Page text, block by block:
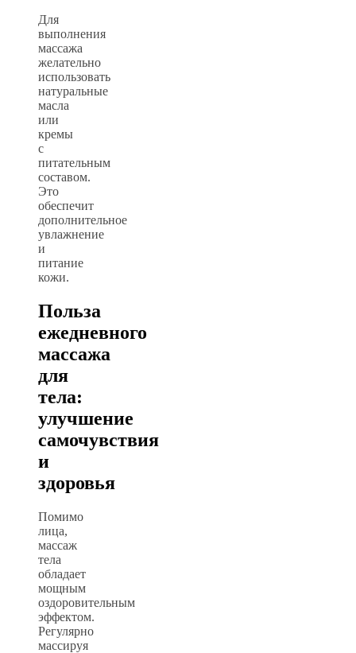
Для
выполнения
массажа
желательно
использовать
натуральные
масла
или
кремы
с
питательным
составом.
Это
обеспечит
дополнительное
увлажнение
и
питание
кожи.
Польза
ежедневного
массажа
для
тела:
улучшение
самочувствия
и
здоровья
Помимо
лица,
массаж
тела
обладает
мощным
оздоровительным
эффектом.
Регулярно
массируя